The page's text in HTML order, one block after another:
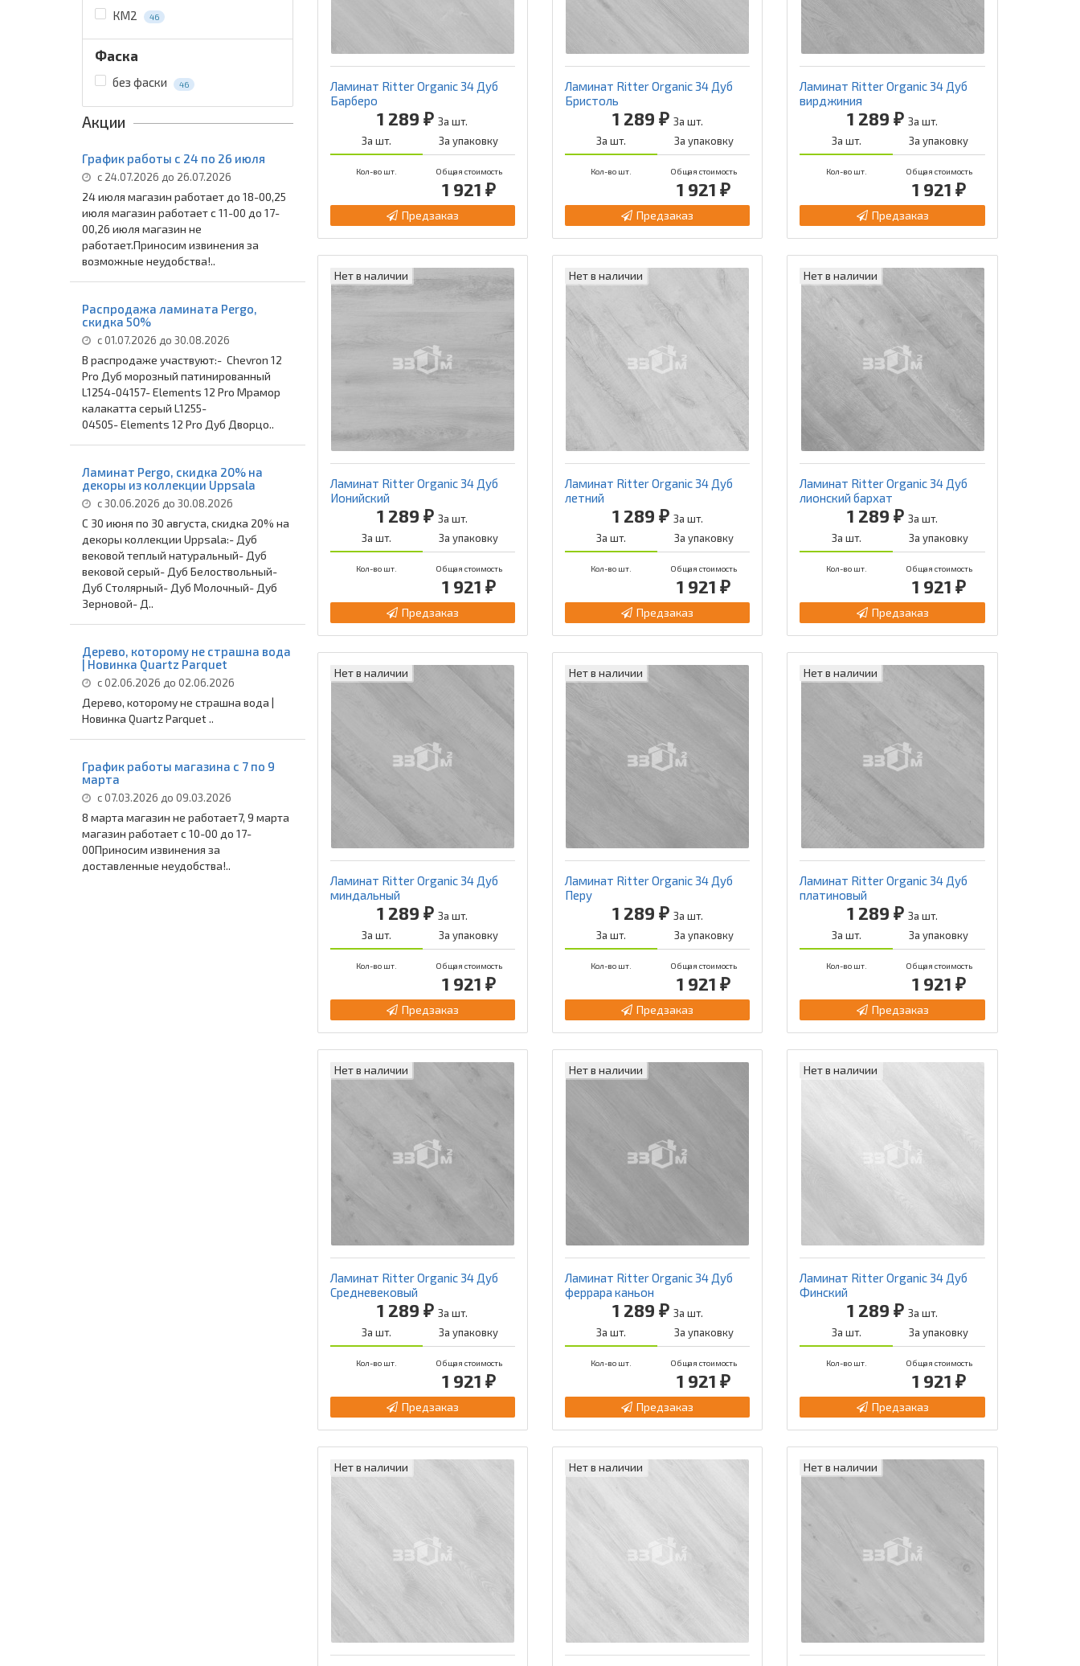
КМ2 46
Фаска
без фаски 46
Акции
График работы с 24 по 26 июля
с 24.07.2026 до 26.07.2026
24 июля магазин работает до 18-00,25
июля магазин работает с 11-00 до 17-
00,26 июля магазин не
работает.Приносим извинения за
возможные неудобства!..
Распродажа ламината Pergo,
скидка 50%
с 01.07.2026 до 30.08.2026
В распродаже участвуют:- Chevron 12
Pro Дуб морозный патинированный
L1254-04157- Elements 12 Pro Мрамор
калакатта серый L1255-
04505- Elements 12 Pro Дуб Дворцо..
Ламинат Pergo, скидка 20% на
декоры из коллекции Uppsala
с 30.06.2026 до 30.08.2026
С 30 июня по 30 августа, скидка 20% на
декоры коллекции Uppsala:- Дуб
вековой теплый натуральный- Дуб
вековой серый- Дуб Белоствольный-
Дуб Столярный- Дуб Молочный- Дуб
Зерновой- Д..
Дерево, которому не страшна вода
| Новинка Quartz Parquet
с 02.06.2026 до 02.06.2026
Дерево, которому не страшна вода |
Новинка Quartz Parquet ..
График работы магазина с 7 по 9
марта
с 07.03.2026 до 09.03.2026
8 марта магазин не работает7, 9 марта
магазин работает с 10-00 до 17-
00Приносим извинения за
доставленные неудобства!..
Ламинат Ritter Organic 34 Дуб
Барберо
1 289 ₽За шт.
За шт.
За упаковку
Кол-во шт. Общая стоимость
1 921 ₽
Предзаказ
Ламинат Ritter Organic 34 Дуб
Бристоль
1 289 ₽ За шт.
За шт.
За упаковку
Кол-во шт. Общая стоимость
1 921 ₽
Предзаказ
Ламинат Ritter Organic 34 Дуб
вирджиния
1 289 ₽За шт.
За шт.
За упаковку
Кол-во шт. Общая стоимость
1 921 ₽
Предзаказ
Нет в наличии
Ламинат Ritter Organic 34 Дуб
Ионийский
1 289 ₽За шт.
За шт.
За упаковку
Кол-во шт. Общая стоимость
1 921 ₽
Предзаказ
Нет в наличии
Ламинат Ritter Organic 34 Дуб
летний
1 289 ₽ За шт.
За шт.
За упаковку
Кол-во шт. Общая стоимость
1 921 ₽
Предзаказ
Нет в наличии
Ламинат Ritter Organic 34 Дуб
лионский бархат
1 289 ₽За шт.
За шт.
За упаковку
Кол-во шт. Общая стоимость
1 921 ₽
Предзаказ
Нет в наличии
Ламинат Ritter Organic 34 Дуб
миндальный
1 289 ₽За шт.
За шт.
За упаковку
Кол-во шт. Общая стоимость
1 921 ₽
Предзаказ
Нет в наличии
Ламинат Ritter Organic 34 Дуб
Перу
1 289 ₽ За шт.
За шт.
За упаковку
Кол-во шт. Общая стоимость
1 921 ₽
Предзаказ
Нет в наличии
Ламинат Ritter Organic 34 Дуб
платиновый
1 289 ₽За шт.
За шт.
За упаковку
Кол-во шт. Общая стоимость
1 921 ₽
Предзаказ
Нет в наличии
Ламинат Ritter Organic 34 Дуб
Средневековый
1 289 ₽За шт.
За шт.
За упаковку
Кол-во шт. Общая стоимость
1 921 ₽
Предзаказ
Нет в наличии
Ламинат Ritter Organic 34 Дуб
феррара каньон
1 289 ₽ За шт.
За шт.
За упаковку
Кол-во шт. Общая стоимость
1 921 ₽
Предзаказ
Нет в наличии
Ламинат Ritter Organic 34 Дуб
Финский
1 289 ₽За шт.
За шт.
За упаковку
Кол-во шт. Общая стоимость
1 921 ₽
Предзаказ
Нет в наличии Нет в наличии Нет в наличии